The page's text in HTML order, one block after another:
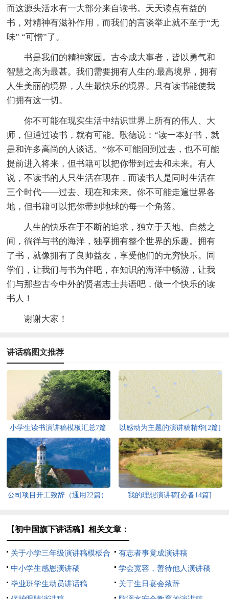
而这源头活水有一大部分来自读书。天天读点有益的
书，对精神有滋补作用，而我们的言谈举止就不至于“无
味” “可憎”了。
书是我们的精神家园。古今成大事者，皆以勇气和
智慧之高为最甚。我们需要拥有人生的.最高境界，拥有
人生美丽的境界，人生最快乐的境界。只有读书能使我
们拥有这一切。
你不可能在现实生活中结识世界上所有的伟人、大
师，但通过读书，就有可能。歌德说：“读一本好书，就
是和许多高尚的人谈话。”你不可能回到过去，也不可能
提前进入将来，但书籍可以把你带到过去和未来。有人
说，不读书的人只生活在现在，而读书人是同时生活在
三个时代——过去、现在和未来。你不可能走遍世界各
地，但书籍可以把你带到地球的每一个角落。
人生的快乐在于不断的追求，独立于天地、自然之
间，徜徉与书的海洋，独享拥有整个世界的乐趣。拥有
了书，就像拥有了良师益友，享受他们的无穷快乐。同
学们，让我们与书为伴吧，在知识的海洋中畅游，让我
们与那些古今中外的贤者志士共语吧，做一个快乐的读
书人！
谢谢大家！
讲话稿图文推荐
小学生读书演讲稿模板汇总7篇 以感动为主题的演讲稿精华[2篇]
公司项目开工致辞（通用22篇） 我的理想演讲稿[必备14篇]
【初中国旗下讲话稿】相关文章：
关于小学三年级演讲稿模板合
集十篇
有志者事竟成演讲稿
中小学生感恩演讲稿
学会宽容，善待他人演讲稿
毕业班学生动员讲话稿
关于生日宴会致辞